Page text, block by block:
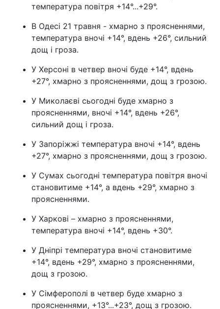
температура повітря +14°...+29°.
В Одесі 21 травня - хмарно з проясненнями,
температура вночі +14°, вдень +26°, сильний
дощ і гроза.
У Херсоні в четвер вночі буде +14°, вдень
+27°, хмарно з проясненнями, дощ з грозою.
У Миколаєві сьогодні буде хмарно з
проясненнями, вночі +14°, вдень +26°,
сильний дощ і гроза.
У Запоріжжі температура вночі +14°, вдень
+27°, хмарно з проясненнями, дощ з грозою.
У Сумах сьогодні температура повітря вночі
становитиме +14°, а вдень +29°, хмарно з
проясненнями.
У Харкові – хмарно з проясненнями,
температура вночі +14°, вдень +30°.
У Дніпрі температура вночі становитиме
+14°, вдень +29°, хмарно з проясненнями,
дощ з грозою.
У Сімферополі в четвер буде хмарно з
проясненнями, +13°...+23°, дощ з грозою.